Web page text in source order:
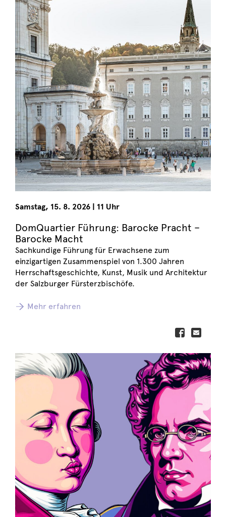
Samstag, 15. 8. 2026 11 Uhr
DomQuartier Führung: Barocke Pracht –
Barocke Macht
Sachkundige Führung für Erwachsene zum
einzigartigen Zusammenspiel von 1.300 Jahren
Herrschaftsgeschichte, Kunst, Musik und Architektur
der Salzburger Fürsterzbischöfe.
Mehr erfahren